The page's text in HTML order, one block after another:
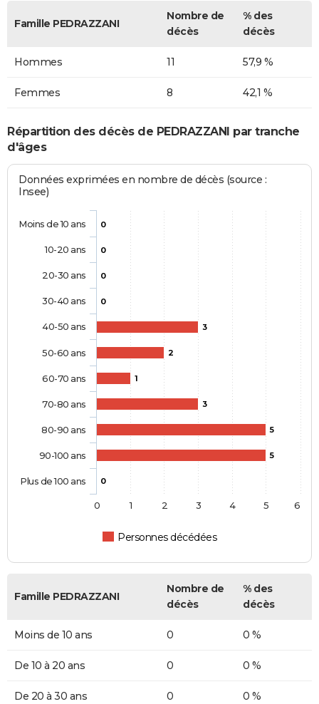
Famille PEDRAZZANI
Nombre de
décès
% des
décès
Hommes 11 57,9 %
Femmes 8 42,1 %
Répartition des décès de PEDRAZZANI par tranche
d'âges
Données exprimées en nombre de décès (source :
Insee)
0
0
0
0
3
2
1
3
5
5
0
Personnes décédées
Moins de 10 ans
10-20 ans
20-30 ans
30-40 ans
40-50 ans
50-60 ans
60-70 ans
70-80 ans
80-90 ans
90-100 ans
Plus de 100 ans
0 1 2 3 4 5 6
Famille PEDRAZZANI
Nombre de
décès
% des
décès
Moins de 10 ans 0 0 %
De 10 à 20 ans 0 0 %
De 20 à 30 ans 0 0 %